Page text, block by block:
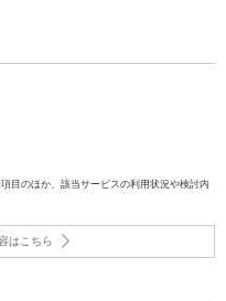
目のほか、該当サービスの利用状況や検討内
はこちら